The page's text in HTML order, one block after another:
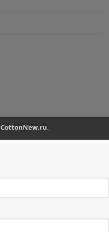
CottonNew.ru.